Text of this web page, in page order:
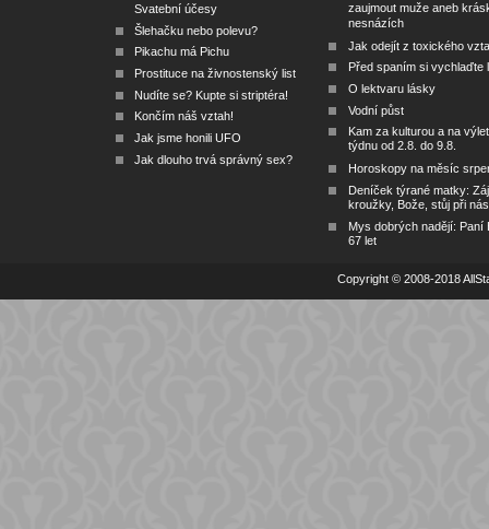
Svatební účesy
Šlehačku nebo polevu?
Pikachu má Pichu
Prostituce na živnostenský list
Nudíte se? Kupte si striptéra!
Končím náš vztah!
Jak jsme honili UFO
Jak dlouho trvá správný sex?
zaujmout muže aneb
nesnázích
Jak odejít z toxického
Před spaním si vychlaďte
O lektvaru lásky
Vodní půst
Kam za kulturou a na
týdnu od 2.8. do 9.8.
Horoskopy na měsíc
Deníček týrané matky:
kroužky, Bože, stůj při nás
Mys dobrých nadějí: Paní
67 let
Copyright © 2008-2018